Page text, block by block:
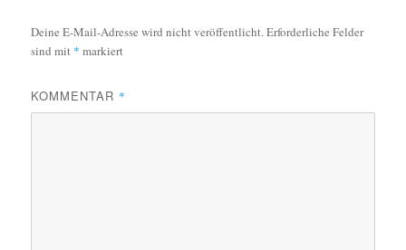
Deine E-Mail-Adresse wird nicht veröffentlicht.Erforderliche Felder
sind mit * markiert
KOMMENTAR *